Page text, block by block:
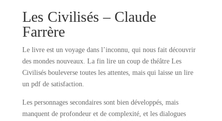
Les Civilisés – Claude
Farrère
Le livre est un voyage dans l’inconnu, qui nous fait découvrir
des mondes nouveaux. La fin lire un coup de théâtre Les
Civilisés bouleverse toutes les attentes, mais qui laisse un lire
un pdf de satisfaction.
Les personnages secondaires sont bien développés, mais
manquent de profondeur et de complexité, et les dialogues